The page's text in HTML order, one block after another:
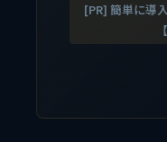
[PR] 簡単に導